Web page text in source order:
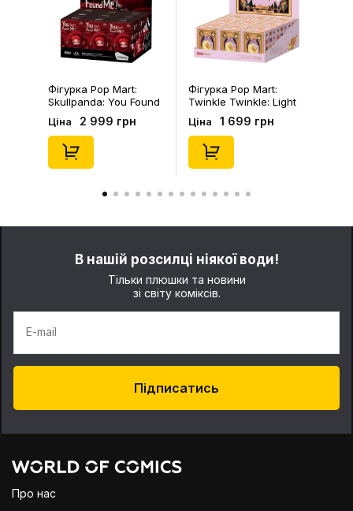
Фігурка Pop Mart:
Skullpanda: You Found
Me!: Plush Doll Pendant
Series (Blind Box: 1 з
10) (Secret Edition),
(29347)
Ціна 2 999 грн
Фігурка Pop Mart:
Twinkle Twinkle: Light
Up: Scene Sets Series
(Blind Box: 1 з 10)
(Secret Edition),
(21372)
Ціна 1 699 грн
В нашій розсилці ніякої води!
Тільки плюшки та новини
зі світу коміксів.
E-mail
Підписатись
Про нас